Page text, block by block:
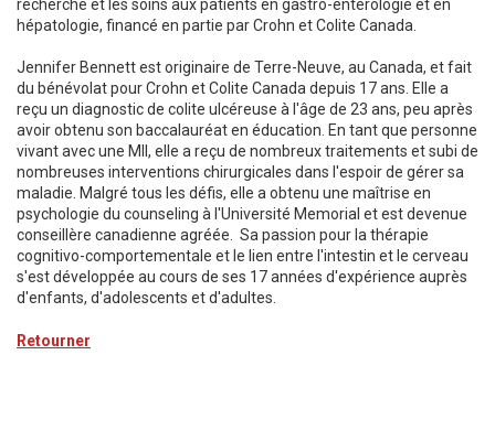
recherche et les soins aux patients en gastro-entérologie et en
hépatologie, financé en partie par Crohn et Colite Canada.
Jennifer Bennett est originaire de Terre-Neuve, au Canada, et fait
du bénévolat pour Crohn et Colite Canada depuis 17 ans. Elle a
reçu un diagnostic de colite ulcéreuse à l'âge de 23 ans, peu après
avoir obtenu son baccalauréat en éducation. En tant que personne
vivant avec une MII, elle a reçu de nombreux traitements et subi de
nombreuses interventions chirurgicales dans l'espoir de gérer sa
maladie. Malgré tous les défis, elle a obtenu une maîtrise en
psychologie du counseling à l'Université Memorial et est devenue
conseillère canadienne agréée. Sa passion pour la thérapie
cognitivo-comportementale et le lien entre l'intestin et le cerveau
s'est développée au cours de ses 17 années d'expérience auprès
d'enfants, d'adolescents et d'adultes.
Retourner